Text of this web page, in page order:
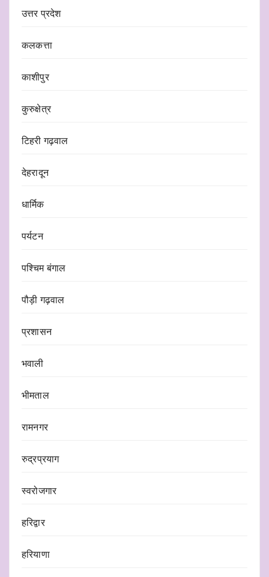
उत्तर प्रदेश
कलकत्ता
काशीपुर
कुरुक्षेत्र
टिहरी गढ़वाल
देहरादून
धार्मिक
पर्यटन
पश्चिम बंगाल
पौड़ी गढ़वाल
प्रशासन
भवाली
भीमताल
रामनगर
रुद्रप्रयाग
स्वरोजगार
हरिद्वार
हरियाणा